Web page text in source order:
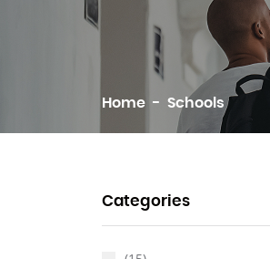
Search
Home Schools
Categories